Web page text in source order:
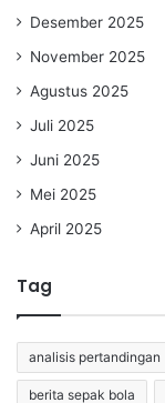
Desember 2025
November 2025
Agustus 2025
Juli 2025
Juni 2025
Mei 2025
April 2025
Tag
analisis pertandingan
berita sepak bola